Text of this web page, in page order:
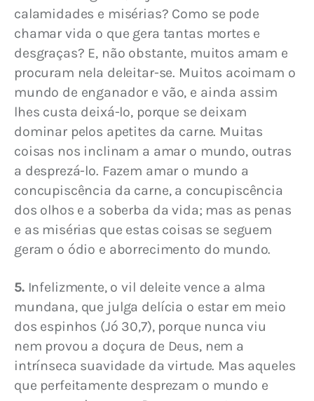
calamidades e misérias? Como se pode
chamar vida o que gera tantas mortes e
desgraças? E, não obstante, muitos amam e
procuram nela deleitar-se. Muitos acoimam o
mundo de enganador e vão, e ainda assim
lhes custa deixá-lo, porque se deixam
dominar pelos apetites da carne. Muitas
coisas nos inclinam a amar o mundo, outras
a desprezá-lo. Fazem amar o mundo a
concupiscência da carne, a concupiscência
dos olhos e a soberba da vida; mas as penas
e as misérias que estas coisas se seguem
geram o ódio e aborrecimento do mundo.
5. Infelizmente, o vil deleite vence a alma
mundana, que julga delícia o estar em meio
dos espinhos (Jó 30,7), porque nunca viu
nem provou a doçura de Deus, nem a
intrínseca suavidade da virtude. Mas aqueles
que perfeitamente desprezam o mundo e